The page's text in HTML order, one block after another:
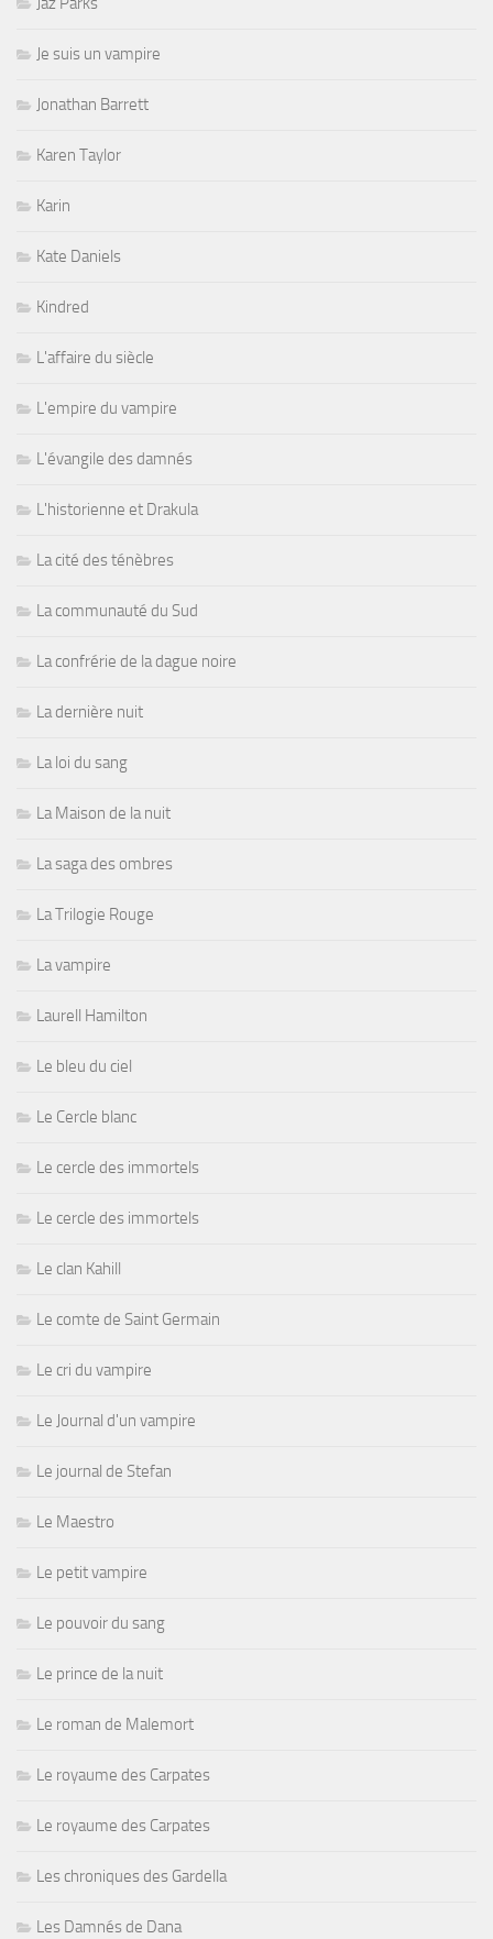
Je suis un vampire
Jonathan Barrett
Karen Taylor
Karin
Kate Daniels
Kindred
L'affaire du siècle
L'empire du vampire
L'évangile des damnés
L'historienne et Drakula
La cité des ténèbres
La communauté du Sud
La confrérie de la dague noire
La dernière nuit
La loi du sang
La Maison de la nuit
La saga des ombres
La Trilogie Rouge
La vampire
Laurell Hamilton
Le bleu du ciel
Le Cercle blanc
Le cercle des immortels
Le cercle des immortels
Le clan Kahill
Le comte de Saint Germain
Le cri du vampire
Le Journal d'un vampire
Le journal de Stefan
Le Maestro
Le petit vampire
Le pouvoir du sang
Le prince de la nuit
Le roman de Malemort
Le royaume des Carpates
Le royaume des Carpates
Les chroniques des Gardella
Les Damnés de Dana